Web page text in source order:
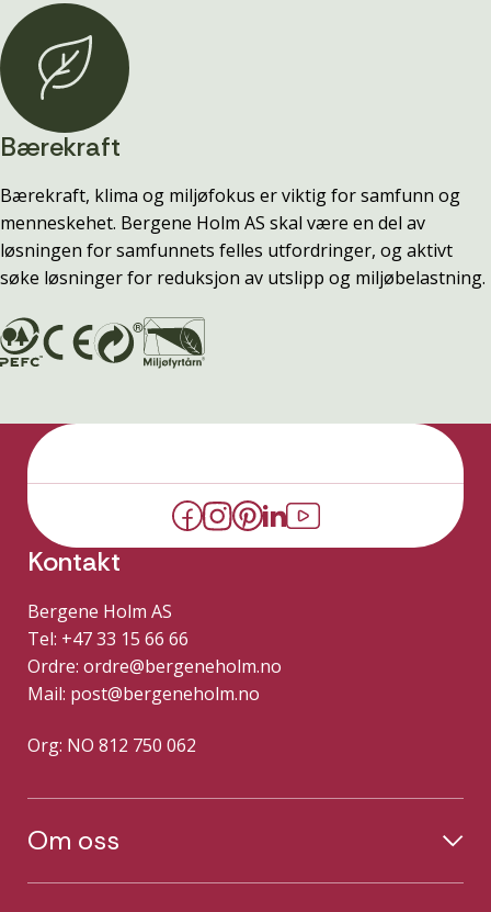
Bærekraft
Bærekraft, klima og miljøfokus er viktig for samfunn og
menneskehet. Bergene Holm AS skal være en del av
løsningen for samfunnets felles utfordringer, og aktivt
søke løsninger for reduksjon av utslipp og miljøbelastning.
Kontakt
Bergene Holm AS
Tel: +47 33 15 66 66
Ordre: ordre@bergeneholm.no
Mail: post@bergeneholm.no
Org: NO 812 750 062
Om oss